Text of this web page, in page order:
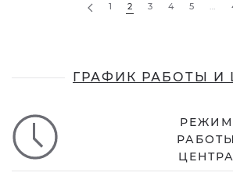
1 2 3 4 5 …
ГРАФИК РАБОТЫ И
РЕЖИМ
РАБОТЫ
ЦЕНТРА